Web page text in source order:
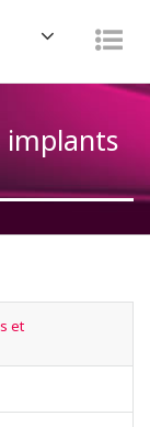
Navigation
implants
et